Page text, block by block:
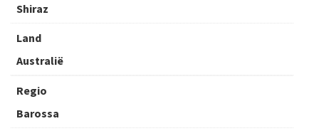
Shiraz
Land
Australië
Regio
Barossa